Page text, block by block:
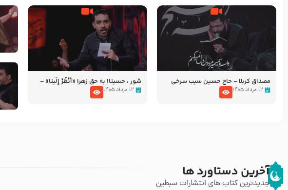
مصداق کربلا – حاج حسین سیب سرخی
۱۲ مرداد ۱۴۰۵
شور ، حسینا! به‌ حق زهرا «أُنْظُرْ إِلَینا» –
عزاداری شب هفتم ماه محرّم 1405
۱۲ مرداد ۱۴۰۵
آخرین دستاورد ها
جدیدترین کتاب های انتشارات سبطین